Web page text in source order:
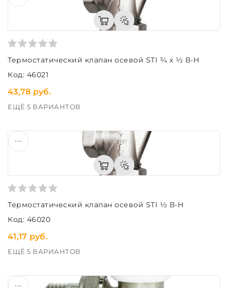
Термостатический клапан осевой STI ¾ х ½ В-Н
Код: 46021
43,78 руб.
ЕЩЁ 5 ВАРИАНТОВ
Термостатический клапан осевой STI ½ В-Н
Код: 46020
41,17 руб.
ЕЩЁ 5 ВАРИАНТОВ